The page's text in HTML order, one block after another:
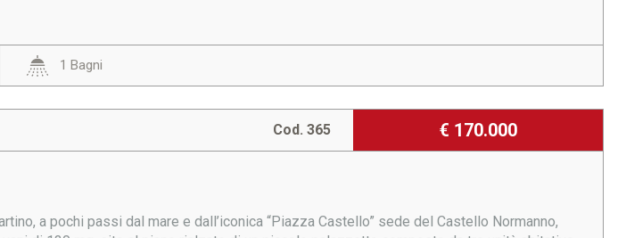
1 Bagni
€ 170.000
Cod. 365
a pochi passi dal mare e dall’iconica “Piazza Castello” sede del Castello Normanno,